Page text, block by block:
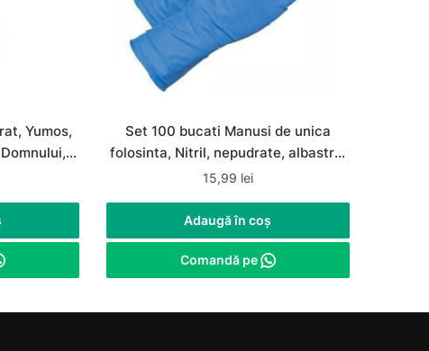
Yumos,
Set 100 bucati Manusi de unica
folosinta, Nitril, nepudrate, albastre,
marimea M
15,99 lei
Adaugă în coș
Comandă pe